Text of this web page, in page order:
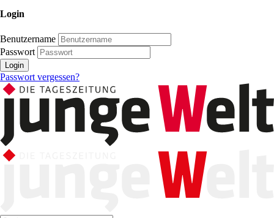
Login
Benutzername
Passwort
Login
Passwort vergessen?